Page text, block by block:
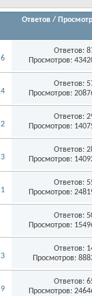
Ответов /
Ответов:
Просмотров:
Ответов:
Просмотров:
Ответов:
Просмотров:
Ответов:
Просмотров:
Ответов:
Просмотров:
Ответов:
Просмотров:
Ответов:
Просмотров:
Ответов:
Просмотров: